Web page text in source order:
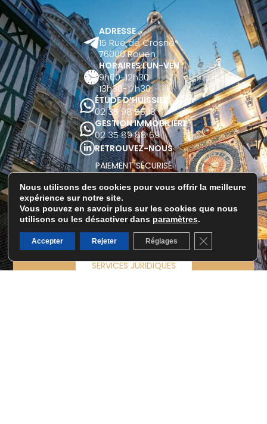
ADRESSE
15 Rue de Crosne
76000 Rouen
HORAIRES LUN-VEN :
9h00-12h30
13h30-17h30
ÉCRIVEZ-NOUS
SERVICES JURIDIQUES
ÉTUDE D’HUISSIER
02 35 98 56 13
GESTION IMMOBILIÈRE
02 35 89 88 69
RETROUVEZ-NOUS
PAIEMENT SÉCURISÉ
EN LIGNE
PAIEMENT EN LIGNE
Nous utilisons des cookies pour vous offrir la meilleure
expérience sur notre site.
Vous pouvez en savoir plus sur les cookies que nous
utilisons ou les désactiver dans paramètres.
Accepter Rejeter Réglages Fermer la